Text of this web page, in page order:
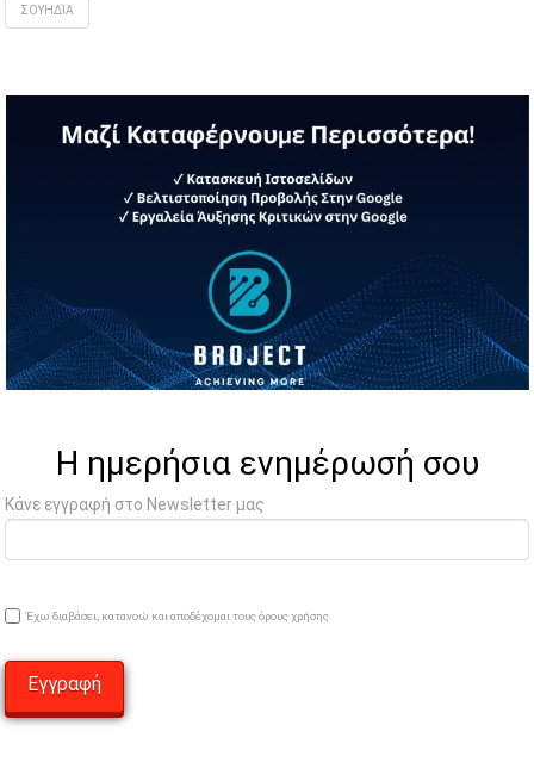
ΣΟΥΗΔΊΑ
Η ημερήσια ενημέρωσή σου
Κάνε εγγραφή στο Newsletter μας
Έχω διαβάσει, κατανοώ και αποδέχομαι τους όρους χρήσης